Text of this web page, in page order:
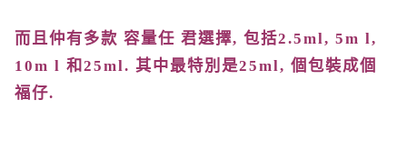
而且仲有多款 容量任 君選擇, 包括2.5ml, 5m l,
10m l 和 25ml. 其中最特別是25ml, 個包裝成個
福仔.